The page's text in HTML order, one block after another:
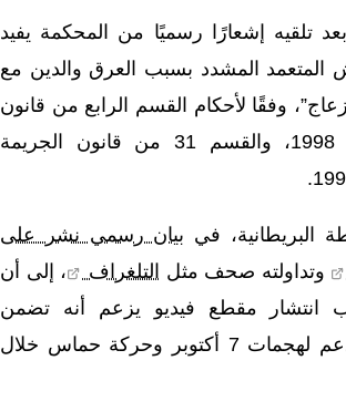
تلقيه إشعارًا رسميًا من المحكمة يفيد
المتعمد المشدد بسبب العرق والدين مع
وفقًا لأحكام القسم الرابع من قانون
النظام العام لعام 1998، والقسم 31 من قانون الجريمة
البريطانية، في بيان رسمي نشر على
وتداولته صحف مثل التلغراف
، إلى أن
انتشار مقطع فيديو يزعم أنه تضمن
عبارات تعبر عن دعم لهجمات 7 أكتوبر وحركة حماس خلال